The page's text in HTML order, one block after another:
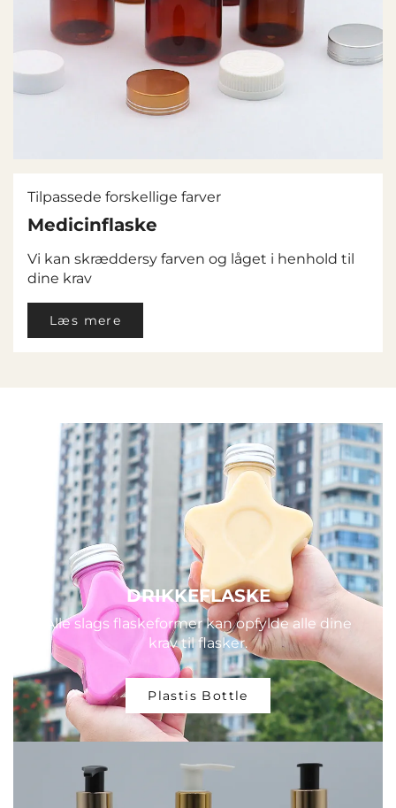
Tilpassede forskellige farver
Medicinflaske
Vi kan skræddersy farven og låget i henhold til
dine krav
Læs mere
DRIKKEFLASKE
Alle slags flaskeformer kan opfylde alle dine
krav til flasker.
Plastis Bottle